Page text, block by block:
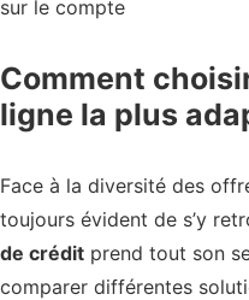
sur le compte
Comment
ligne la plus
Face à la diversité des
toujours évident de s’y
de crédit prend tout son
comparer différentes